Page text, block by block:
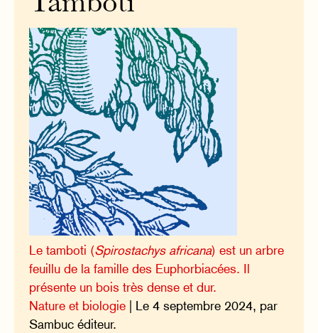
Le tamboti (Spirostachys africana) est un arbre
feuillu de la famille des Euphorbiacées. Il
présente un bois très dense et dur.
Nature et biologie | Le 4 septembre 2024, par
Sambuc éditeur.